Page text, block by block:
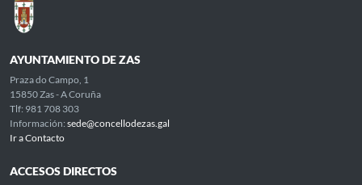
AYUNTAMIENTO DE ZAS
Praza do Campo, 1
15850 Zas - A Coruña
Tlf: 981 708 303
Información: sede@concellodezas.gal
Ir a Contacto
ACCESOS DIRECTOS